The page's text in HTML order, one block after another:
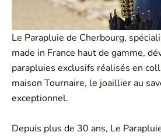
Le Parapluie de Cherbourg,
made in France haut de gamme,
parapluies exclusifs réalisés en
maison Tournaire, le joaillier au
exceptionnel.
Depuis plus de 30 ans, Le